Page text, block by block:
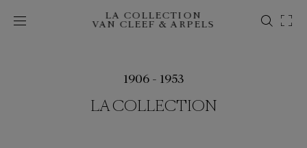
LA COLLECTION
VAN CLEEF & ARPELS
1906 - 1953
LA COLLECTION